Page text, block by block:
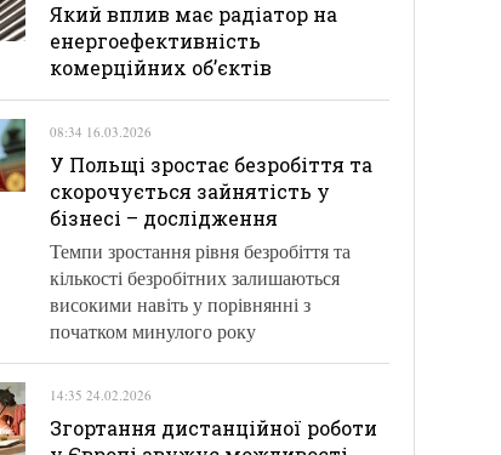
Який вплив має радіатор на
енергоефективність
комерційних об’єктів
08:34 16.03.2026
У Польщі зростає безробіття та
скорочується зайнятість у
бізнесі – дослідження
Темпи зростання рівня безробіття та
кількості безробітних залишаються
високими навіть у порівнянні з
початком минулого року
14:35 24.02.2026
Згортання дистанційної роботи